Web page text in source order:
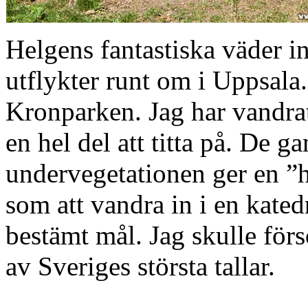
Helgens fantastiska väder
utflykter runt om i
Kronparken. Jag har
en hel del att titta på. De
undervegetationen ger en
som att vandra in i en
bestämt mål. Jag skulle
av Sveriges största tallar.